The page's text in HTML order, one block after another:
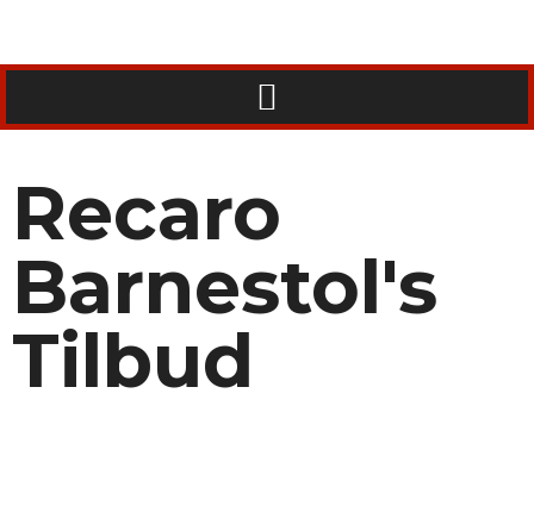
Recaro
Barnestol's
Tilbud